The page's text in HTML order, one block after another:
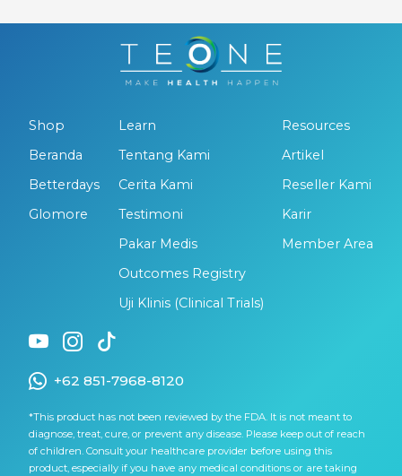
Shop
Beranda
Betterdays
Glomore
Learn
Tentang Kami
Cerita Kami
Testimoni
Pakar Medis
Outcomes Registry
Uji Klinis (Clinical Trials)
Resources
Artikel
Reseller Kami
Karir
Member Area
+62 851-7968-8120
*This product has not been reviewed by the FDA. It is not meant to
diagnose, treat, cure, or prevent any disease. Please keep out of reach
of children. Consult your healthcare provider before using this
product, especially if you have any medical conditions or are taking